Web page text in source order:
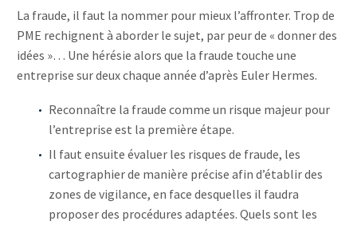
La fraude, il faut la nommer pour mieux l’affronter. Trop de
PME rechignent à aborder le sujet, par peur de « donner des
idées »… Une hérésie alors que la fraude touche une
entreprise sur deux chaque année d’après Euler Hermes.
Reconnaître la fraude comme un risque majeur pour
l’entreprise est la première étape.
Il faut ensuite évaluer les risques de fraude, les
cartographier de manière précise afin d’établir des
zones de vigilance, en face desquelles il faudra
proposer des procédures adaptées. Quels sont les